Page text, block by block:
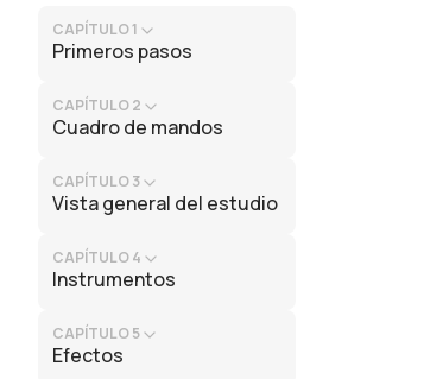
CAPÍTULO 1
Primeros pasos
CAPÍTULO 2
Cuadro de mandos
CAPÍTULO 3
Vista general del estudio
CAPÍTULO 4
Instrumentos
CAPÍTULO 5
Efectos